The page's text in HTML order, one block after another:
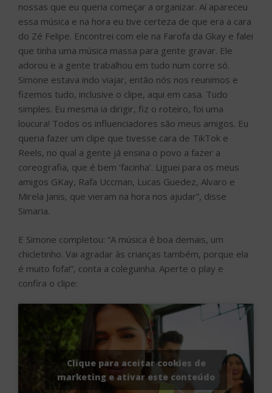
nossas que eu queria começar a organizar. Aí apareceu
essa música e na hora eu tive certeza de que era a cara
do Zé Felipe. Encontrei com ele na Farofa da Gkay e falei
que tinha uma música massa para gente gravar. Ele
adorou e a gente trabalhou em tudo num corre só.
Simone estava indo viajar, então nós nos reunimos e
fizemos tudo, inclusive o clipe, aqui em casa. Tudo
simples. Eu mesma ia dirigir, fiz o roteiro, foi uma
loucura! Todos os influenciadores são meus amigos. Eu
queria fazer um clipe que tivesse cara de TikTok e
Reels, no qual a gente já ensina o povo a fazer a
coreografia, que é bem ‘facinha’. Liguei para os meus
amigos GKay, Rafa Uccman, Lucas Guedez, Alvaro e
Mirela Janis, que vieram na hora nos ajudar”, disse
Simaria.
E Simone completou: “A música é boa demais, um
chicletinho. Vai agradar às crianças também, porque ela
é muito fofa!”, conta a coleguinha. Aperte o play e
confira o clipe:
Clique para aceitar cookies de
marketing e ativar este conteúdo